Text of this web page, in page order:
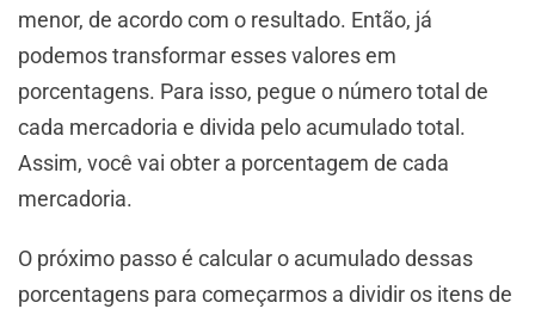
menor, de acordo com o resultado. Então, já
podemos transformar esses valores em
porcentagens. Para isso, pegue o número total de
cada mercadoria e divida pelo acumulado total.
Assim, você vai obter a porcentagem de cada
mercadoria.
O próximo passo é calcular o acumulado dessas
porcentagens para começarmos a dividir os itens de